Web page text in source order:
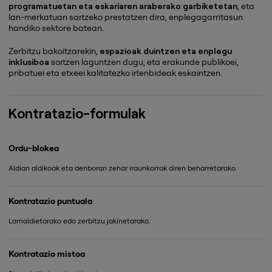
programatuetan eta eskariaren araberako garbiketetan , eta
lan-merkatuan sartzeko prestatzen dira, enplegagarritasun
handiko sektore batean.
Zerbitzu bakoitzarekin, espazioak duintzen eta enplegu
inklusiboa sortzen laguntzen dugu, eta erakunde publikoei,
pribatuei eta etxeei kalitatezko irtenbideak eskaintzen.
Kontratazio-formulak
Ordu-blokea
Aldian aldikoak eta denboran zehar iraunkorrak diren beharretarako.
Kontratazio puntuala
Larrialdietarako edo zerbitzu jakinetarako.
Kontratazio mistoa